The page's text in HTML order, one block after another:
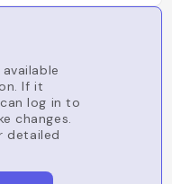
If it
log in to
changes.
detailed